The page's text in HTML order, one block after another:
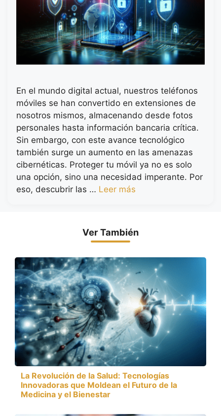
En el mundo digital actual, nuestros teléfonos
móviles se han convertido en extensiones de
nosotros mismos, almacenando desde fotos
personales hasta información bancaria crítica.
Sin embargo, con este avance tecnológico
también surge un aumento en las amenazas
cibernéticas. Proteger tu móvil ya no es solo
una opción, sino una necesidad imperante. Por
eso, descubrir las … Leer más
Ver También
La Revolución de la Salud: Tecnologías
Innovadoras que Moldean el Futuro de la
Medicina y el Bienestar